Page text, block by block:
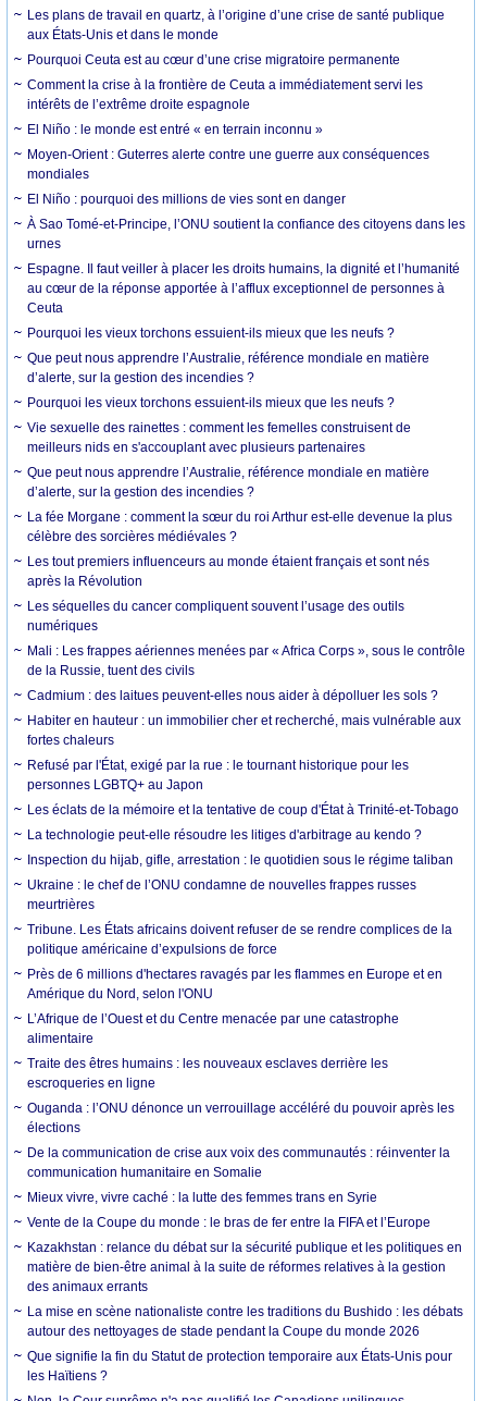
Les plans de travail en quartz, à l’origine d’une crise de santé publique
aux États-Unis et dans le monde
Pourquoi Ceuta est au cœur d’une crise migratoire permanente
Comment la crise à la frontière de Ceuta a immédiatement servi les
intérêts de l’extrême droite espagnole
El Niño : le monde est entré « en terrain inconnu »
Moyen-Orient : Guterres alerte contre une guerre aux conséquences
mondiales
El Niño : pourquoi des millions de vies sont en danger
À Sao Tomé-et-Principe, l’ONU soutient la confiance des citoyens dans les
urnes
Espagne. Il faut veiller à placer les droits humains, la dignité et l’humanité
au cœur de la réponse apportée à l’afflux exceptionnel de personnes à
Ceuta
Pourquoi les vieux torchons essuient-ils mieux que les neufs ?
Que peut nous apprendre l’Australie, référence mondiale en matière
d’alerte, sur la gestion des incendies ?
Pourquoi les vieux torchons essuient-ils mieux que les neufs ?
Vie sexuelle des rainettes : comment les femelles construisent de
meilleurs nids en s'accouplant avec plusieurs partenaires
Que peut nous apprendre l’Australie, référence mondiale en matière
d’alerte, sur la gestion des incendies ?
La fée Morgane : comment la sœur du roi Arthur est-elle devenue la plus
célèbre des sorcières médiévales ?
Les tout premiers influenceurs au monde étaient français et sont nés
après la Révolution
Les séquelles du cancer compliquent souvent l’usage des outils
numériques
Mali : Les frappes aériennes menées par « Africa Corps », sous le contrôle
de la Russie, tuent des civils
Cadmium : des laitues peuvent-elles nous aider à dépolluer les sols ?
Habiter en hauteur : un immobilier cher et recherché, mais vulnérable aux
fortes chaleurs
Refusé par l'État, exigé par la rue : le tournant historique pour les
personnes LGBTQ+ au Japon
Les éclats de la mémoire et la tentative de coup d'État à Trinité-et-Tobago
La technologie peut-elle résoudre les litiges d'arbitrage au kendo ?
Inspection du hijab, gifle, arrestation : le quotidien sous le régime taliban
Ukraine : le chef de l’ONU condamne de nouvelles frappes russes
meurtrières
Tribune. Les États africains doivent refuser de se rendre complices de la
politique américaine d’expulsions de force
Près de 6 millions d'hectares ravagés par les flammes en Europe et en
Amérique du Nord, selon l'ONU
L’Afrique de l’Ouest et du Centre menacée par une catastrophe
alimentaire
Traite des êtres humains : les nouveaux esclaves derrière les
escroqueries en ligne
Ouganda : l’ONU dénonce un verrouillage accéléré du pouvoir après les
élections
De la communication de crise aux voix des communautés : réinventer la
communication humanitaire en Somalie
Mieux vivre, vivre caché : la lutte des femmes trans en Syrie
Vente de la Coupe du monde : le bras de fer entre la FIFA et l’Europe
Kazakhstan : relance du débat sur la sécurité publique et les politiques en
matière de bien-être animal à la suite de réformes relatives à la gestion
des animaux errants
La mise en scène nationaliste contre les traditions du Bushido : les débats
autour des nettoyages de stade pendant la Coupe du monde 2026
Que signifie la fin du Statut de protection temporaire aux États-Unis pour
les Haïtiens ?